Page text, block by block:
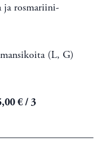
ja rosmariini-
(L, G)
€ / 3